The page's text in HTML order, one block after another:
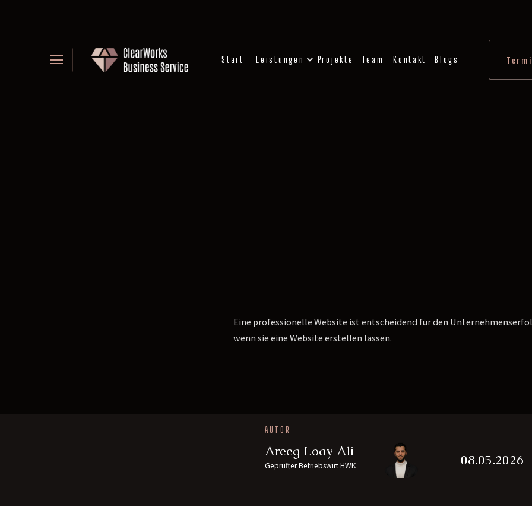
Start Leistungen Projekte Team Kontakt Blogs
Eine professionelle Website ist entscheidend für den
wenn sie eine Website erstellen lassen.
AUTOR
Areeg Loay Ali
Geprüfter Betriebswirt HWK 08.05.2026